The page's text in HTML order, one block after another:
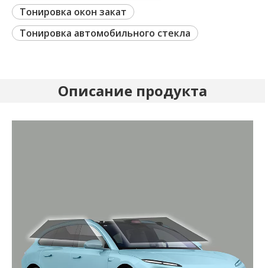
Тонировка окон закат
Тонировка автомобильного стекла
Описание продукта